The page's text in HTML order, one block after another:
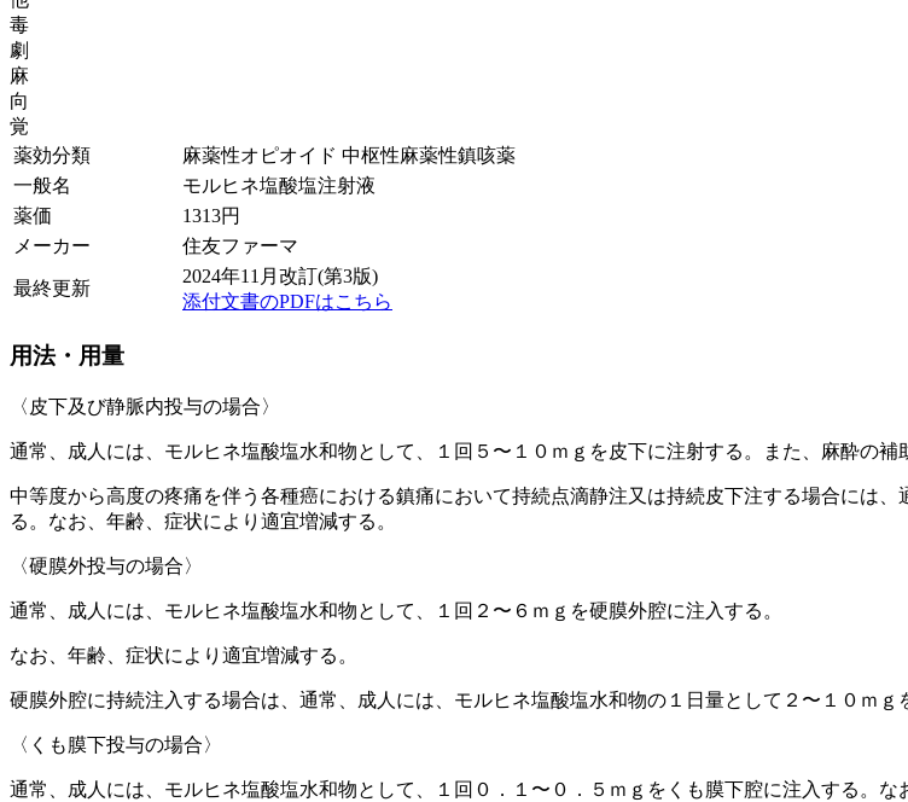
毒
劇
麻
向
覚
薬効分類
麻薬性オピオイド 中枢性麻薬性鎮咳薬
一般名
モルヒネ塩酸塩注射液
薬価
1313円
メーカー
住友ファーマ
最終更新
2024年11月改訂(第3版)
添付文書のPDFはこちら
用法・用量
〈皮下及び静脈内投与の場合〉
通常、成人には、モルヒネ塩酸塩水和物として、１回５〜１０ｍｇを皮下に注射する。また、麻酔の
中等度から高度の疼痛を伴う各種癌における鎮痛において持続点滴静注又は持続皮下注する場合には
る。なお、年齢、症状により適宜増減する。
〈硬膜外投与の場合〉
通常、成人には、モルヒネ塩酸塩水和物として、１回２〜６ｍｇを硬膜外腔に注入する。
なお、年齢、症状により適宜増減する。
硬膜外腔に持続注入する場合は、通常、成人には、モルヒネ塩酸塩水和物の１日量として２〜１０ｍｇ
〈くも膜下投与の場合〉
通常、成人には、モルヒネ塩酸塩水和物として、１回０．１〜０．５ｍｇをくも膜下腔に注入する。な